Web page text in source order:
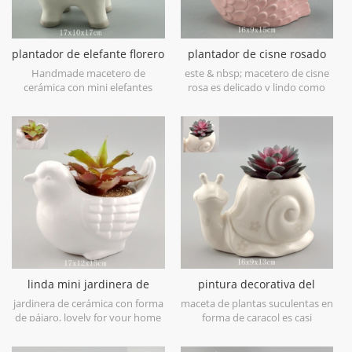
plantador de elefante florero
maceta de cerámica blanca
Handmade macetero de
cerámica con mini elefantes
in a clear glaze and finish with
plantador de cisne rosado
animal mini maceta
este & nbsp; macetero de cisne
rosa es delicado y lindo como
nbsp; se presenta aquí como
una maceta para plantas
suculentas, hierbas o cualquier
otra planta pequeña.
linda mini jardinera de
pájaros de cerámica blanca
jardinera de cerámica con forma
de pájaro, lovely for your home
pintura decorativa del
patrón de flor de la planta
del caracol de cerámica del
maceta de plantas suculentas en
forma de caracol es casi
palabras. con una cara de